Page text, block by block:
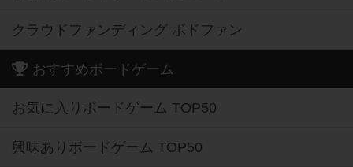
クラウドファンディング ボドファン
おすすめボードゲーム
お気に入りボードゲーム TOP50
興味ありボードゲーム TOP50